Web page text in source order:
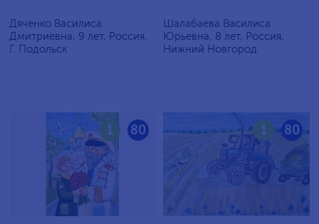
Дяченко Василиса
Дмитриевна, 9 лет, Россия,
Г. Подольск
Шалабаева Василиса
Юрьевна, 8 лет, Россия,
Нижний Новгород
80
1 80
1